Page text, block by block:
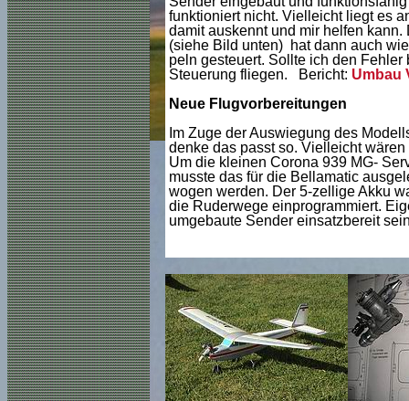
funktioniert nicht. Vielleicht liegt es
damit auskennt und mir helfen
(siehe Bild unten) hat dann auch
peln gesteuert. Sollte ich den
Steuerung fliegen. Bericht: Umbau
Neue Flugvorbereitungen
Im Zuge der Auswiegung des
denke das passt so. Vielleicht
Um die kleinen Corona 939 MG-
musste das für die Bellamatic
wogen werden. Der 5-zellige Akku
die Ruderwege einprogrammiert.
umgebaute Sender einsatzbereit